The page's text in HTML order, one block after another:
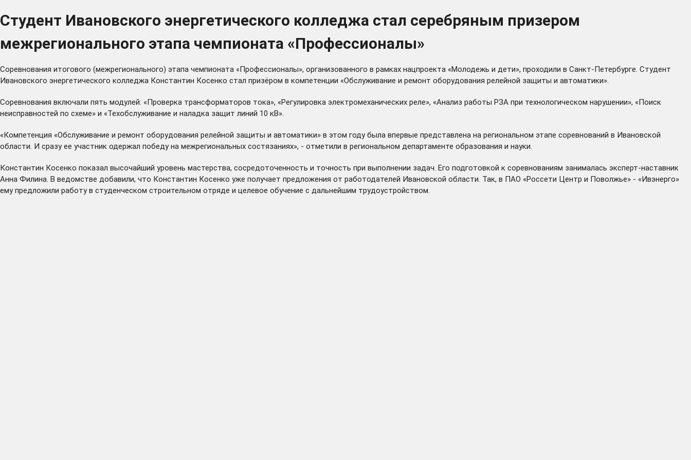
Студент Ивановского энергетического колледжа стал серебряным призером
межрегионального этапа чемпионата «Профессионалы»
Соревнования итогового (межрегионального) этапа чемпионата «Профессионалы», организованного в рамках нацпроекта «Молодежь и дети», проходили в Санкт-Петербурге. Студент
Ивановского энергетического колледжа Константин Косенко стал призёром в компетенции «Обслуживание и ремонт оборудования релейной защиты и автоматики».
Соревнования включали пять модулей: «Проверка трансформаторов тока», «Регулировка электромеханических реле», «Анализ работы РЗА при технологическом нарушении», «Поиск
неисправностей по схеме» и «Техобслуживание и наладка защит линий 10 кВ».
«Компетенция «Обслуживание и ремонт оборудования релейной защиты и автоматики» в этом году была впервые представлена на региональном этапе соревнований в Ивановской
области. И сразу ее участник одержал победу на межрегиональных состязаниях», - отметили в региональном департаменте образования и науки.
Константин Косенко показал высочайший уровень мастерства, сосредоточенность и точность при выполнении задач. Его подготовкой к соревнованиям занималась эксперт-наставник
Анна Филина. В ведомстве добавили, что Константин Косенко уже получает предложения от работодателей Ивановской области. Так, в ПАО «Россети Центр и Поволжье» - «Ивэнерго»
ему предложили работу в студенческом строительном отряде и целевое обучение с дальнейшим трудоустройством.